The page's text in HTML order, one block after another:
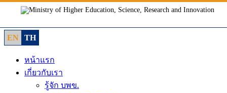
content
EN
TH
หน้าแรก
เกี่ยวกับเรา
รู้จัก บพข.